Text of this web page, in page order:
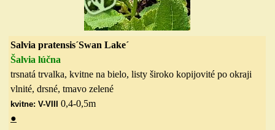
Salvia pratensis´Swan Lake´
Šalvia lúčna
trsnatá trvalka, kvitne na bielo, listy široko kopijovité po okraji
vlnité, drsné, tmavo zelené
kvitne: V-VIII 0,4-0,5m
●